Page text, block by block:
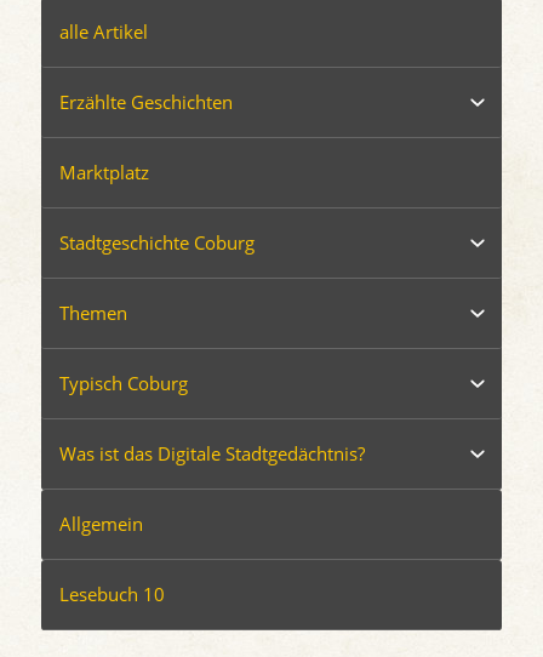
alle Artikel
Erzählte Geschichten
Marktplatz
Stadtgeschichte Coburg
Themen
Typisch Coburg
Was ist das Digitale Stadtgedächtnis?
Allgemein
Lesebuch 10